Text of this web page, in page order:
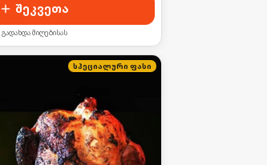
შეკვეთა
გადახდა მიღებისას
სპეციალური ფასი